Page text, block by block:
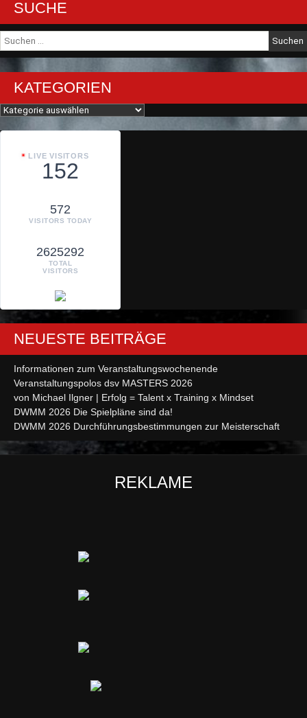
SUCHE
Suche
nach:
KATEGORIEN
Kategorien
LIVE VISITORS
152
572
VISITORS TODAY
2625292
TOTAL
VISITORS
NEUESTE BEITRÄGE
Informationen zum Veranstaltungswochenende
Veranstaltungspolos dsv MASTERS 2026
von Michael Ilgner | Erfolg = Talent x Training x Mindset
DWMM 2026 Die Spielpläne sind da!
DWMM 2026 Durchführungsbestimmungen zur Meisterschaft
REKLAME